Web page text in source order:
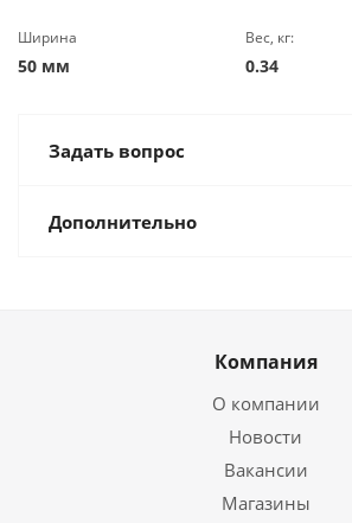
Ширина
50 мм
Вес, кг:
0.34
Задать вопрос
Дополнительно
Компания
О компании
Новости
Вакансии
Магазины